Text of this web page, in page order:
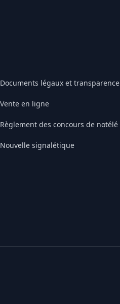
Documents légaux et transparence
Vente en ligne
Règlement des concours de notélé
Nouvelle signalétique